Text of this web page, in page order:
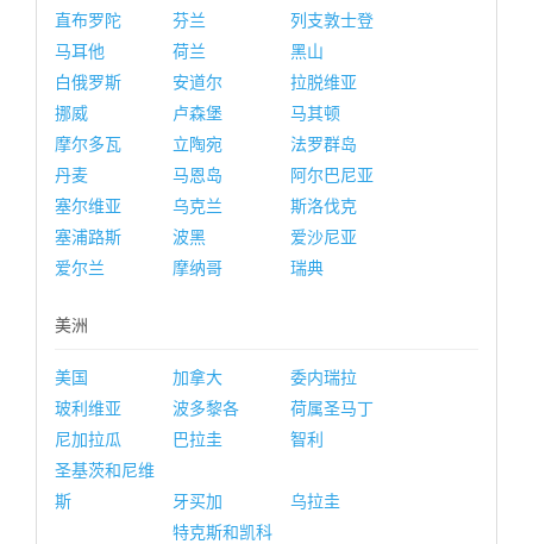
直布罗陀
芬兰
列支敦士登
马耳他
荷兰
黑山
白俄罗斯
安道尔
拉脱维亚
挪威
卢森堡
马其顿
摩尔多瓦
立陶宛
法罗群岛
丹麦
马恩岛
阿尔巴尼亚
塞尔维亚
乌克兰
斯洛伐克
塞浦路斯
波黑
爱沙尼亚
爱尔兰
摩纳哥 瑞典
美洲
美国 加拿大
委内瑞拉
玻利维亚
波多黎各
荷属圣马丁
尼加拉瓜
巴拉圭
智利
圣基茨和尼维
斯
牙买加 乌拉圭
特克斯和凯科